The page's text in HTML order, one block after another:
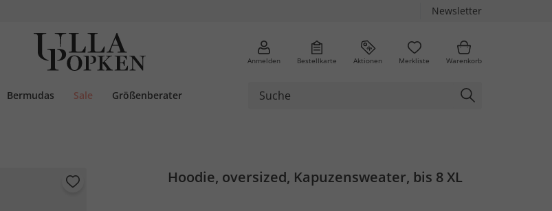
Newsletter
Anmelden Bestellkarte Aktionen Merkliste Warenkorb
Bermudas Sale Größenberater
Hoodie, oversized, Kapuzensweater, bis 8 XL